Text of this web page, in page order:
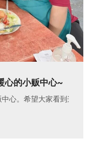
心的小贩中心~
心。希望大家看到这篇